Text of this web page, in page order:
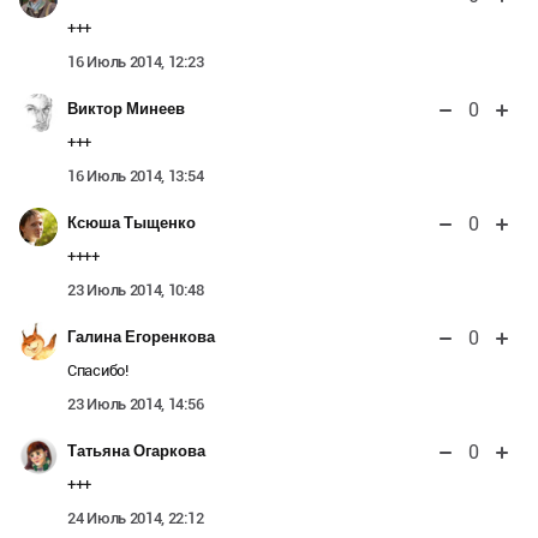
+++
16 Июль 2014, 12:23
Виктор Минеев 0
+++
16 Июль 2014, 13:54
Ксюша Тыщенко 0
++++
23 Июль 2014, 10:48
Галина Егоренкова 0
Спасибо!
23 Июль 2014, 14:56
Татьяна Огаркова 0
+++
24 Июль 2014, 22:12